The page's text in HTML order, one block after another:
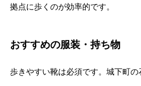
拠点に歩くのが効率的です。
おすすめの服装・持ち物
歩きやすい靴は必須です。城下町